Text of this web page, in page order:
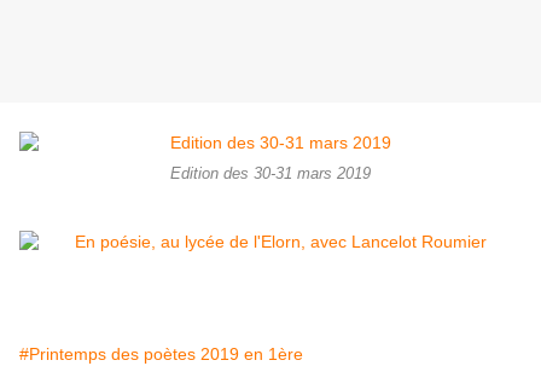
Edition des 30-31 mars 2019
#Printemps des poètes 2019 en 1ère